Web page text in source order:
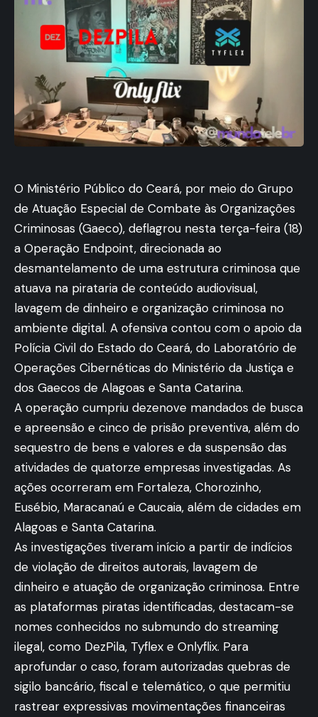
O Ministério Público do Ceará, por meio do Grupo
de Atuação Especial de Combate às Organizações
Criminosas (Gaeco), deflagrou nesta terça-feira (18)
a Operação Endpoint, direcionada ao
desmantelamento de uma estrutura criminosa que
atuava na pirataria de conteúdo audiovisual,
lavagem de dinheiro e organização criminosa no
ambiente digital. A ofensiva contou com o apoio da
Polícia Civil do Estado do Ceará, do Laboratório de
Operações Cibernéticas do Ministério da Justiça e
dos Gaecos de Alagoas e Santa Catarina.
A operação cumpriu dezenove mandados de busca
e apreensão e cinco de prisão preventiva, além do
sequestro de bens e valores e da suspensão das
atividades de quatorze empresas investigadas. As
ações ocorreram em Fortaleza, Chorozinho,
Eusébio, Maracanaú e Caucaia, além de cidades em
Alagoas e Santa Catarina.
As investigações tiveram início a partir de indícios
de violação de direitos autorais, lavagem de
dinheiro e atuação de organização criminosa. Entre
as plataformas piratas identificadas, destacam-se
nomes conhecidos no submundo do streaming
ilegal, como DezPila, Tyflex e Onlyflix. Para
aprofundar o caso, foram autorizadas quebras de
sigilo bancário, fiscal e telemático, o que permitiu
rastrear expressivas movimentações financeiras